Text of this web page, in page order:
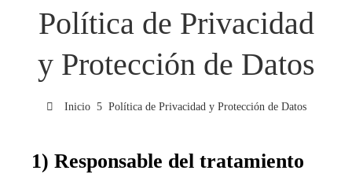
Política de Privacidad
y Protección de Datos
Inicio Política de Privacidad y Protección de Datos
1) Responsable del tratamiento